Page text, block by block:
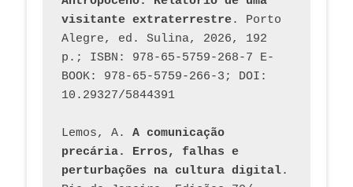
visitante extraterrestre. Porto
Alegre, ed. Sulina, 2026, 192
p.; ISBN: 978-65-5759-268-7 E-
BOOK: 978-65-5759-266-3; DOI:
10.29327/5844391
Lemos, A. A comunicação
precária. Erros, falhas e
perturbações na cultura digital.